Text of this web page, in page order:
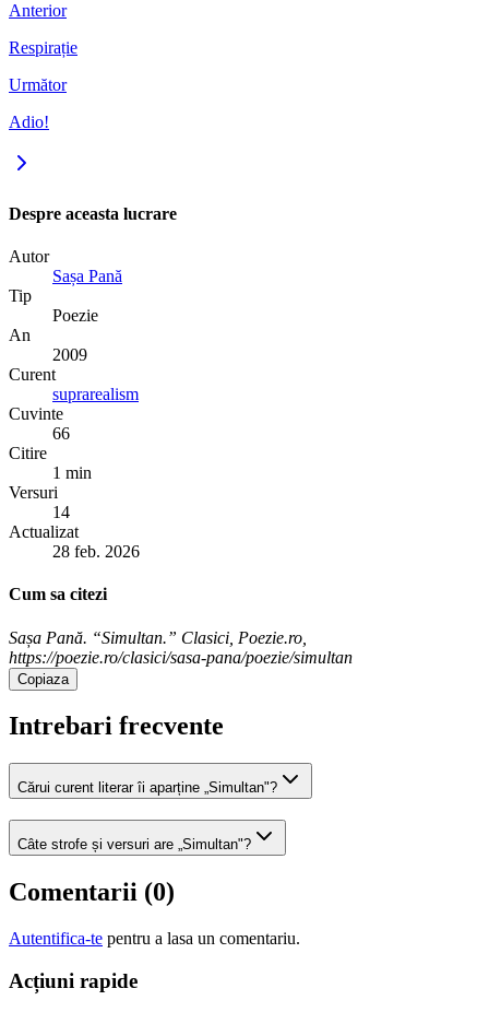
Anterior
Respirație
Următor
Adio!
Despre aceasta lucrare
Autor
Sașa Pană
Tip
Poezie
An
2009
Curent
suprarealism
Cuvinte
66
Citire
1 min
Versuri
14
Actualizat
28 feb. 2026
Cum sa citezi
Sașa Pană. “Simultan.” Clasici, Poezie.ro,
https://poezie.ro/clasici/sasa-pana/poezie/simultan
Copiaza
Intrebari frecvente
Cărui curent literar îi aparține „Simultan"?
Câte strofe și versuri are „Simultan"?
Comentarii (0)
Autentifica-te pentru a lasa un comentariu.
Acțiuni rapide